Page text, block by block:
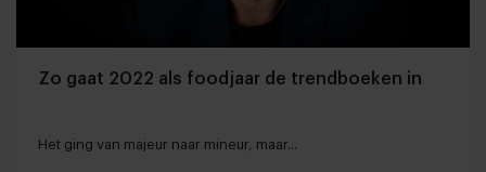
Zo gaat 2022 als foodjaar de trendboeken in
Het ging van majeur naar mineur, maar...